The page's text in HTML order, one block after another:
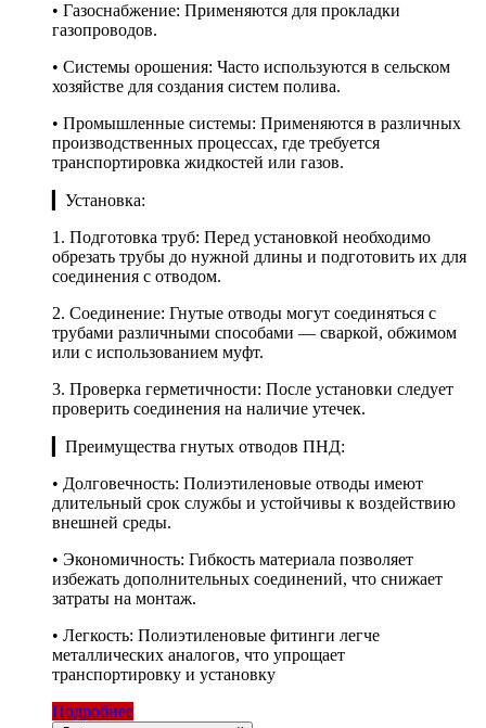
• Газоснабжение: Применяются для прокладки
газопроводов.
• Системы орошения: Часто используются в сельском
хозяйстве для создания систем полива.
• Промышленные системы: Применяются в различных
производственных процессах, где требуется
транспортировка жидкостей или газов.
▎Установка:
1. Подготовка труб: Перед установкой необходимо
обрезать трубы до нужной длины и подготовить их для
соединения с отводом.
2. Соединение: Гнутые отводы могут соединяться с
трубами различными способами — сваркой, обжимом
или с использованием муфт.
3. Проверка герметичности: После установки следует
проверить соединения на наличие утечек.
▎Преимущества гнутых отводов ПНД:
• Долговечность: Полиэтиленовые отводы имеют
длительный срок службы и устойчивы к воздействию
внешней среды.
• Экономичность: Гибкость материала позволяет
избежать дополнительных соединений, что снижает
затраты на монтаж.
• Легкость: Полиэтиленовые фитинги легче
металлических аналогов, что упрощает
транспортировку и установку
Подробнее